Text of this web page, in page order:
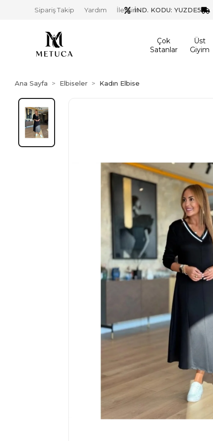
İND. KODU: YUZDE5
Sipariş Takip Yardım İletişim
Çok
Satanlar
Üst
Giyim
Ana Sayfa Elbiseler Kadın Elbise